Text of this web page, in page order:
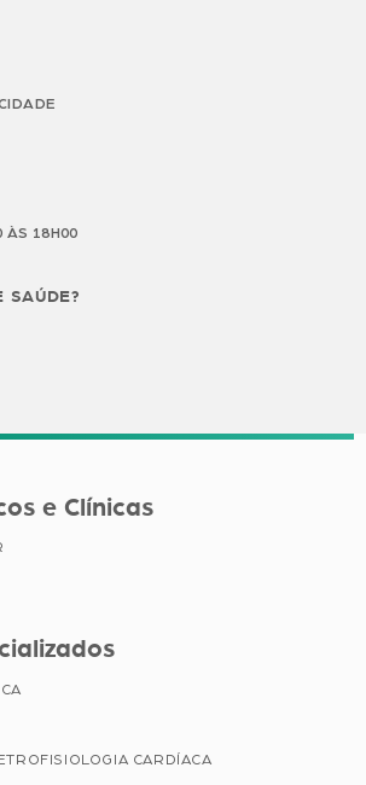
ÀS 18H00
SAÚDE?
e Clínicas
CARDÍACA